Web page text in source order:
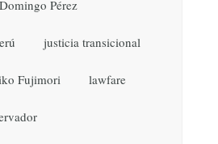
Pérez
justicia transicional
Fujimori lawfare